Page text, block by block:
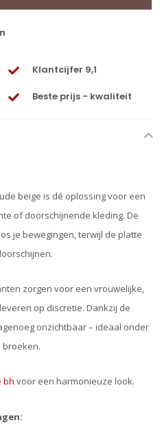
Klantcijfer 9,1
Beste prijs - kwaliteit
beige is dé oplossing voor een
of doorschijnende kleding. De
je bewegingen, terwijl de platte
zorgen voor een vrouwelijke,
op discretie. Dankzij de
onzichtbaar – ideaal onder
bh voor een harmonieuze look.